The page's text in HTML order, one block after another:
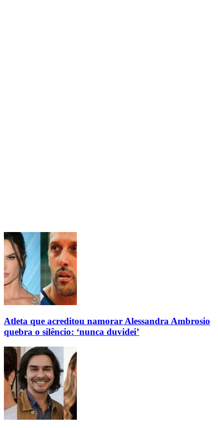
Atleta que acreditou namorar Alessandra Ambrosio
quebra o silêncio: ‘nunca duvidei’